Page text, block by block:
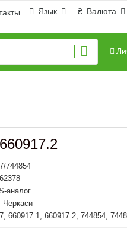
₴ Валюта
Язык
744854
аналог
Черкаси
660917.1, 660917.2, 744854,